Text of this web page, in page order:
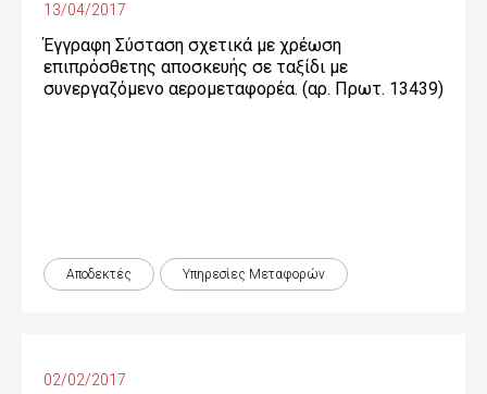
13/04/2017
Έγγραφη Σύσταση σχετικά με χρέωση
επιπρόσθετης αποσκευής σε ταξίδι με
συνεργαζόμενο αερομεταφορέα. (αρ. Πρωτ. 13439)
Αποδεκτές Υπηρεσίες Μεταφορών
02/02/2017